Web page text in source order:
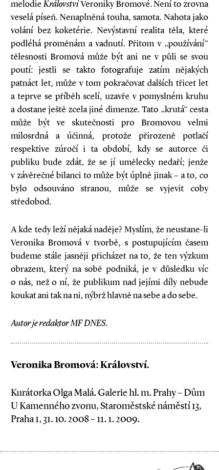
melodieKrálovstvíVeroniky Bromové. Není to zrovna
veselá píseň. Nenaplněná touha, samota. Nahota jako
volání bez koketérie. Nevýstavní realita těla, které
podléhá proměnám a vadnutí. Přitom v „používání“
tělesnosti Bromová může být ani ne v půli se svou
poutí: jestli se takto fotografuje zatím nějakých
patnáct let, může v tom pokračovat dalších třicet let
a teprve se příběh scelí, uzavře v pomyslném kruhu
a dostane ještě zcela jiné dimenze. Tato „krutá“ cesta
může být ve skutečnosti pro Bromovou velmi
milosrdná a účinná, protože přirozeně potlačí
respektive zúročí i ta období, kdy se autorce či
publiku bude zdát, že se jí umělecky nedaří; jenže
v závěrečné bilanci to může být úplně jinak – a to, co
bylo odsouváno stranou, může se vyjevit coby
středobod.
A kde tedy leží nějaká naděje? Myslím, že neustane-li
Veronika Bromová v tvorbě, s postupujícím časem
budeme stále jasněji přicházet na to, že ten výzkum
obrazem, který na sobě podniká, je v důsledku víc
o nás, než o ní, že publikum nad jejími díly nebude
koukat ani tak na ni, nýbrž hlavně na sebe a do sebe.
Autor je redaktor MF DNES.
Veronika Bromová: Království.
Kurátorka Olga Malá. Galerie hl. m. Prahy – Dům
U Kamenného zvonu, Staroměstské náměstí 13,
Praha 1, 31. 10. 2008 – 11. 1. 2009.